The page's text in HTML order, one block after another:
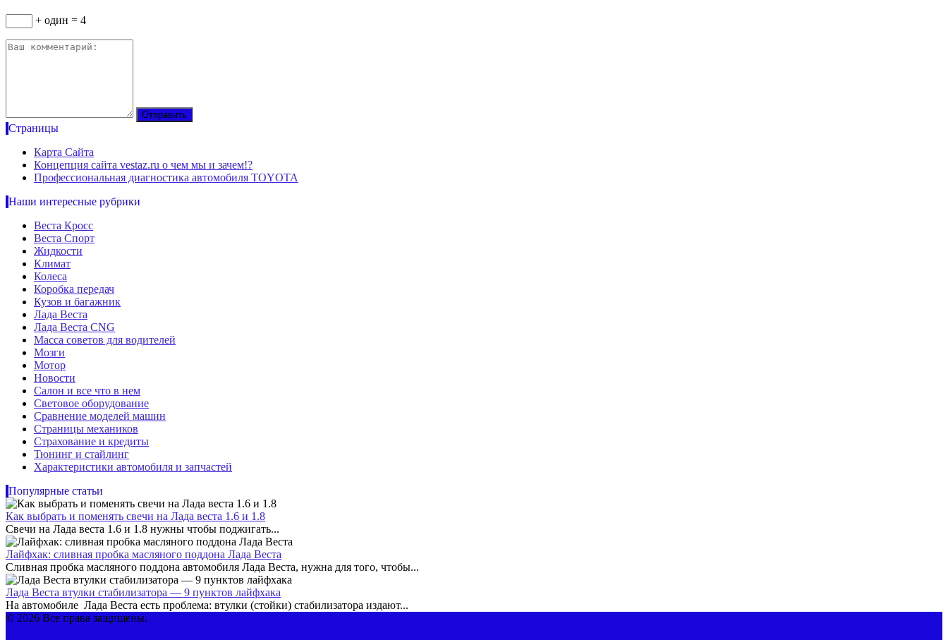
+ один = 4
Страницы
Карта Сайта
Концепция сайта vestaz.ru о чем мы и зачем!?
Профессиональная диагностика автомобиля TOYOTA
Наши интересные рубрики
Веста Кросс
Веста Спорт
Жидкости
Климат
Колеса
Коробка передач
Кузов и багажник
Лада Веста
Лада Веста CNG
Масса советов для водителей
Мозги
Мотор
Новости
Салон и все что в нем
Световое оборудование
Сравнение моделей машин
Страницы механиков
Страхование и кредиты
Тюнинг и стайлинг
Характеристики автомобиля и запчастей
Популярные статьи
Как выбрать и поменять свечи на Лада веста 1.6 и 1.8
Свечи на Лада веста 1.6 и 1.8 нужны чтобы поджигать...
Лайфхак: сливная пробка масляного поддона Лада Веста
Сливная пробка масляного поддона автомобиля Лада Веста, нужна для того, чтобы...
Лада Веста втулки стабилизатора — 9 пунктов лайфхака
На автомобиле Лада Веста есть проблема: втулки (стойки) стабилизатора издают...
© 2026 Все права защищены.